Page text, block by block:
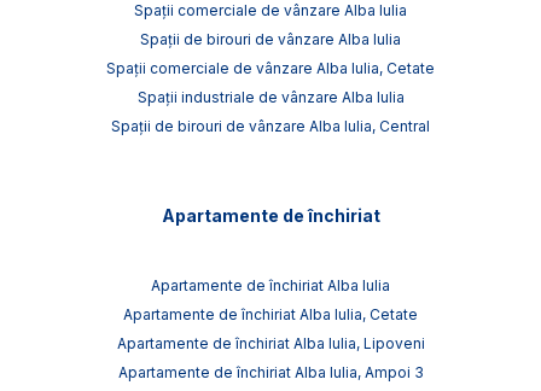
Spații comerciale de vânzare Alba Iulia
Spații de birouri de vânzare Alba Iulia
Spații comerciale de vânzare Alba Iulia, Cetate
Spații industriale de vânzare Alba Iulia
Spații de birouri de vânzare Alba Iulia, Central
Apartamente de închiriat
Apartamente de închiriat Alba Iulia
Apartamente de închiriat Alba Iulia, Cetate
Apartamente de închiriat Alba Iulia, Lipoveni
Apartamente de închiriat Alba Iulia, Ampoi 3